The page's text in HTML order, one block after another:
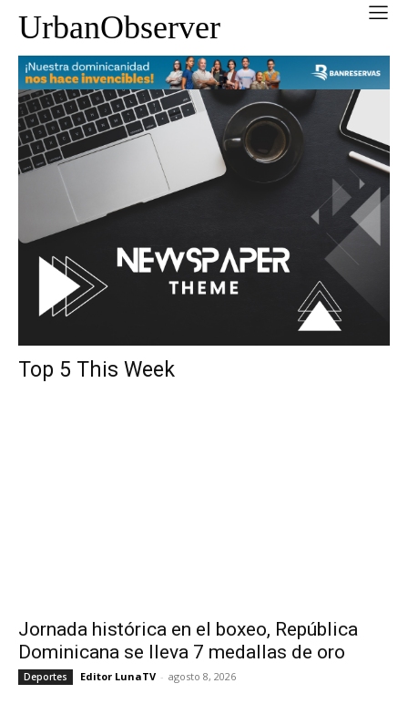
UrbanObserver
Top 5 This Week
Jornada histórica en el boxeo, República
Dominicana se lleva 7 medallas de oro
Deportes Editor LunaTV - agosto 8, 2026